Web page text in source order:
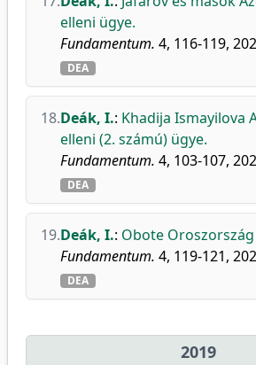
elleni ügye.
Fundamentum. 4, 116-119,
DEA
18.Deák, I.: Khadija Ismayilova
elleni (2. számú) ügye.
Fundamentum. 4, 103-107,
DEA
19.Deák, I.: Obote
Fundamentum. 4, 119-121,
DEA
2019